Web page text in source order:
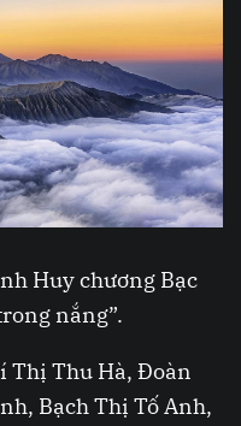
Huy chương Bạc
nắng”.
Thị Thu Hà, Đoàn
Bạch Thị Tố Anh,